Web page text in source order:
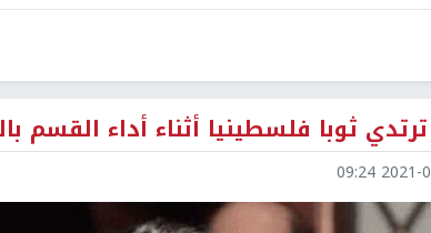
ثوبا فلسطينيا أثناء أداء القسم
2021-01-